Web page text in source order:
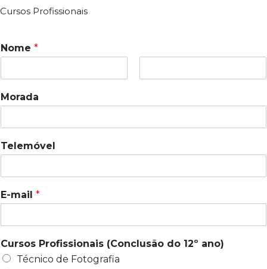
Cursos Profissionais
Nome *
i
rMorada
Telemóvel
E-mail *
Cursos Profissionais (Conclusão do 12º ano)
Técnico de Fotografia